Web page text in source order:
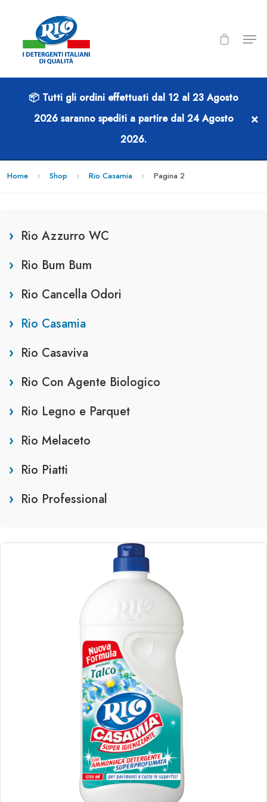
RIO CASAMIA
Home Shop Rio Casamia Pagina 2
Rio Azzurro WC
Rio Bum Bum
Rio Cancella Odori
Rio Casamia
Rio Casaviva
Rio Con Agente Biologico
Rio Legno e Parquet
Rio Melaceto
Rio Piatti
Rio Professional
€1.37 22.19
📦 Tutti gli ordini effettuati dal 12 al 23 Agosto
2026saranno spediti a partire dal 24 Agosto
2026.
×